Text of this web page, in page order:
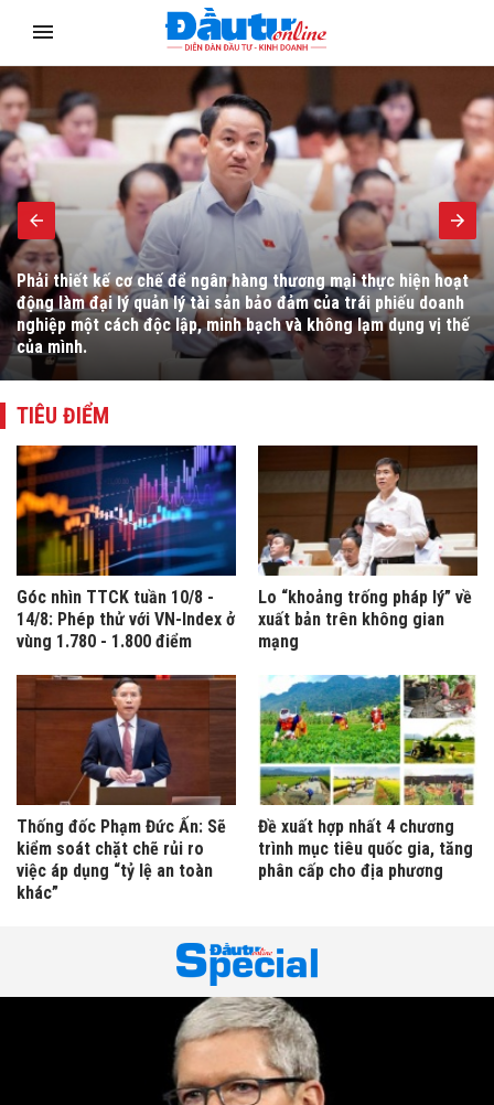
Singapore có dòng vốn chất lượng cao mà Việt Nam muốn thu
hút, song việc thu hút dòng vốn này chảy mạnh vào Việt Nam
đặt ra không ít vấn đề cần xem xét.
TIÊU ĐIỂM
Góc nhìn TTCK tuần 10/8 -
14/8: Phép thử với VN-Index ở
vùng 1.780 - 1.800 điểm
Lo “khoảng trống pháp lý” về
xuất bản trên không gian
mạng
Thống đốc Phạm Đức Ấn: Sẽ
kiểm soát chặt chẽ rủi ro
việc áp dụng “tỷ lệ an toàn
khác”
Đề xuất hợp nhất 4 chương
trình mục tiêu quốc gia, tăng
phân cấp cho địa phương